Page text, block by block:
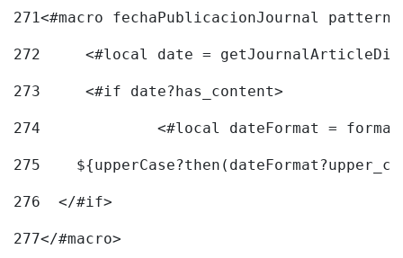
271<#macro fechaPublicacionJournal
272
<#local date =
273
	<#if date?has_content>
274
<#local dateFormat =
275
276
  </#if>
277</#macro>